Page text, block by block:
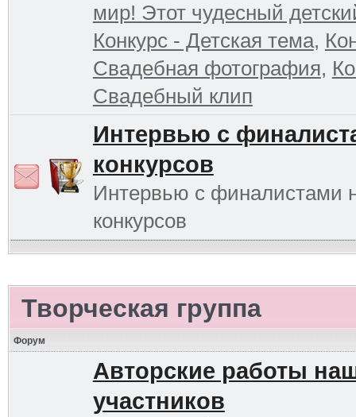
мир! Этот чудесный
Конкурс - Детская тема,
Свадебная фотография,
Свадебный клип
Интервью с
конкурсов
Интервью с финалистами
конкурсов
Творческая группа
Форум
Авторские работы
участников